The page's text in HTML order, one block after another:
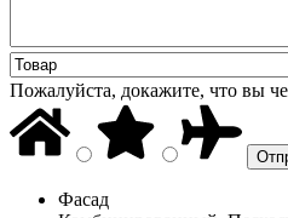
Пожалуйста, докажите, что вы
Фасад